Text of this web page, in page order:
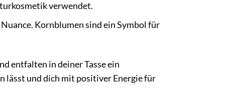
verwendet.
Kornblumen sind ein Symbol für
entfalten in deiner Tasse ein
lässt und dich mit positiver Energie für